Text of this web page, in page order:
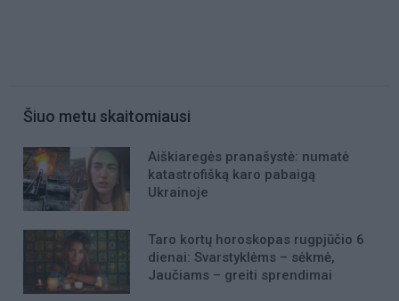
Šiuo metu skaitomiausi
Aiškiaregės pranašystė: numatė
katastrofišką karo pabaigą
Ukrainoje
Taro kortų horoskopas rugpjūčio 6
dienai: Svarstyklėms – sėkmė,
Jaučiams – greiti sprendimai